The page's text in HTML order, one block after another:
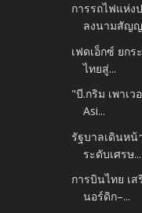
การรถไฟแห่ง
ลงนามสัญญ
เฟดเอ็กซ์ ยก
ไทยสู่...
"บี.กริม เพาเ
Asi...
รัฐบาลเดินหน้
ระดับเศรษ...
การบินไทย เ
นอร์ดิก–...